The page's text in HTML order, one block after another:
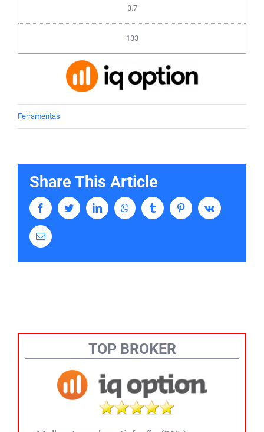
3.7
133
Ferramentas
Share This Article
FacebookTwitterLinkedInWhatsappTumblr PinterestVk
Email
TOP BROKER